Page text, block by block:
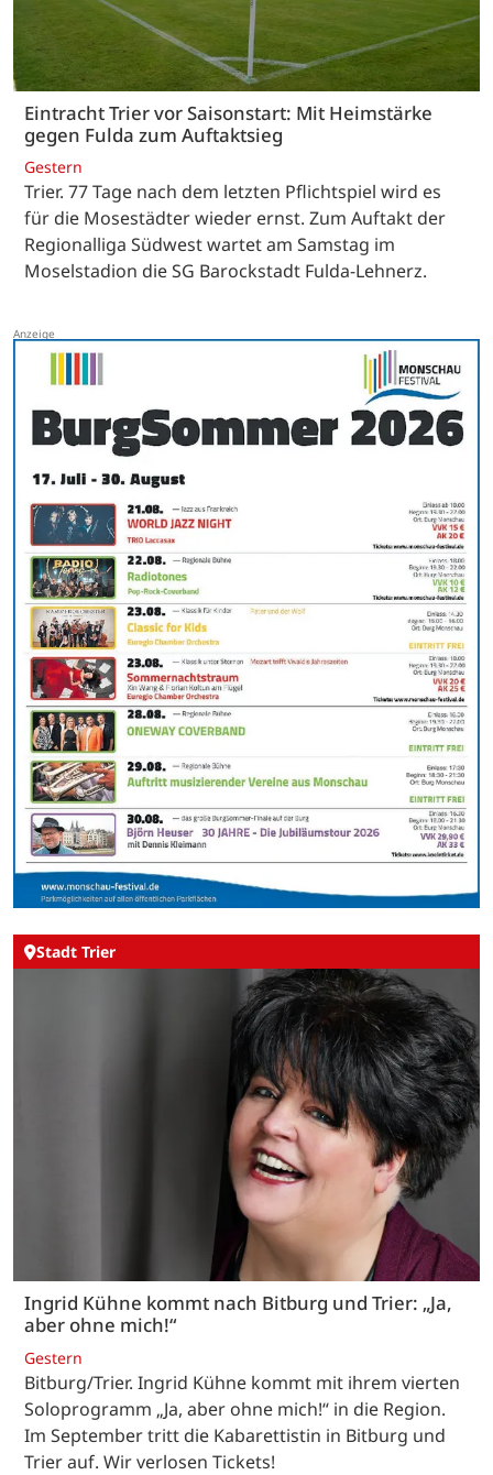
Eintracht Trier vor Saisonstart: Mit Heimstärke
gegen Fulda zum Auftaktsieg
Gestern
Trier. 77 Tage nach dem letzten Pflichtspiel wird es
für die Mosestädter wieder ernst. Zum Auftakt der
Regionalliga Südwest wartet am Samstag im
Moselstadion die SG Barockstadt Fulda-Lehnerz.
Stadt Trier
Ingrid Kühne kommt nach Bitburg und Trier: „Ja,
aber ohne mich!“
Gestern
Bitburg/Trier. Ingrid Kühne kommt mit ihrem vierten
Soloprogramm „Ja, aber ohne mich!“ in die Region.
Im September tritt die Kabarettistin in Bitburg und
Trier auf. Wir verlosen Tickets!